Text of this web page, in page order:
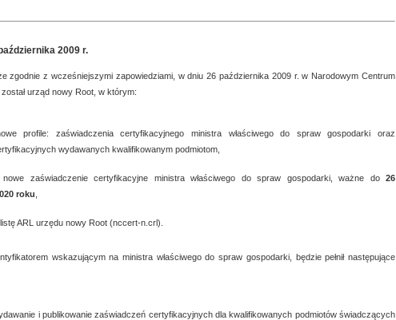
2009 r.
zgodnie z wcześniejszymi zapowiedziami, w dniu 26 października 2009 r. w Narodowym Centrum
urząd nowy Root, w którym:
profile: zaświadczenia certyfikacyjnego ministra właściwego do spraw gospodarki oraz
wydawanych kwalifikowanym podmiotom,
nowe zaświadczenie certyfikacyjne ministra właściwego do spraw gospodarki, ważne do 26
roku
ARL urzędu nowy Root (nccert-n.crl).
wskazującym na ministra właściwego do spraw gospodarki, będzie pełnił następujące
i publikowanie zaświadczeń certyfikacyjnych dla kwalifikowanych podmiotów świadczących